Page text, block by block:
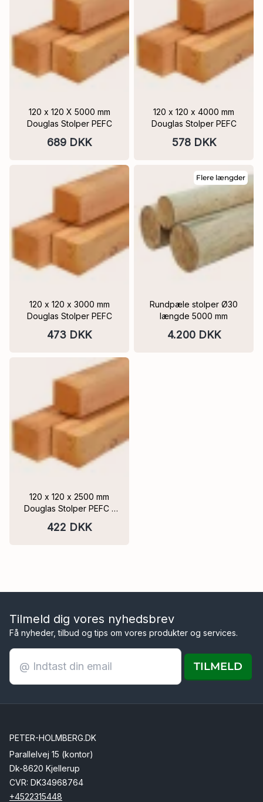
120 x 120 X 5000 mm
Douglas Stolper PEFC
689 DKK
120 x 120 x 4000 mm
Douglas Stolper PEFC
578 DKK
120 x 120 x 3000 mm
Douglas Stolper PEFC
473 DKK
Flere længder
Rundpæle stolper Ø30
længde 5000 mm
4.200 DKK
120 x 120 x 2500 mm
Douglas Stolper PEFC |
hegn & konstruktion
422 DKK
Tilmeld dig vores nyhedsbrev
Få nyheder, tilbud og tips om vores produkter og services.
TILMELD
PETER-HOLMBERG.DK
Parallelvej 15 (kontor)
Dk-8620 Kjellerup
CVR: DK34968764
+4522315448